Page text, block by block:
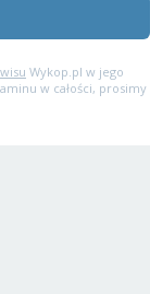
Wykop.pl w jego
w całości, prosimy